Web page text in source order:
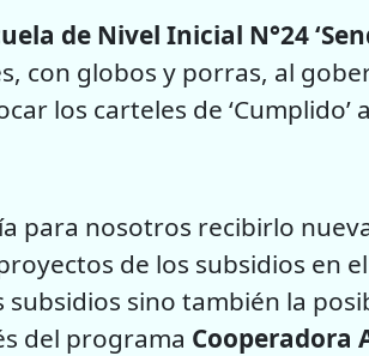
de Nivel Inicial N°24
con globos y porras, al
los carteles de ‘Cumplido’
para nosotros recibirlo
de los subsidios en
subsidios sino también la
del programa Cooperadora